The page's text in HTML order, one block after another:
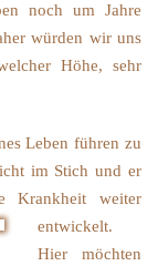
noch um Jahre
würden wir uns
Höhe, sehr
Leben führen zu
im Stich und er
Krankheit weiter
entwickelt.
Hier möchten